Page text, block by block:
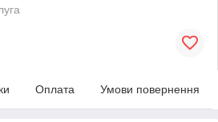
Оплата Умови повернення